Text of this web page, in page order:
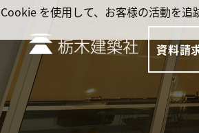
資料請
Cookie を使用して、お客様の活動を